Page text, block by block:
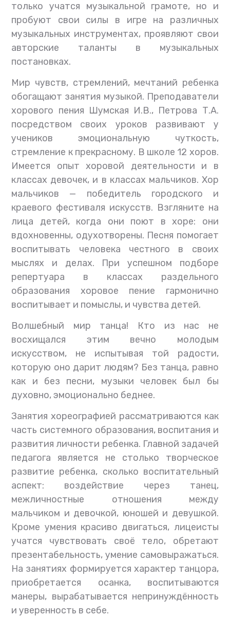
только учатся музыкальной грамоте, но и
пробуют свои силы в игре на различных
музыкальных инструментах, проявляют свои
авторские таланты в музыкальных
постановках.
Мир чувств, стремлений, мечтаний ребенка
обогащают занятия музыкой. Преподаватели
хорового пения Шумская И.В., Петрова Т.А.
посредством своих уроков развивают у
учеников эмоциональную чуткость,
стремление к прекрасному. В школе 12 хоров.
Имеется опыт хоровой деятельности и в
классах девочек, и в классах мальчиков. Хор
мальчиков — победитель городского и
краевого фестиваля искусств. Взгляните на
лица детей, когда они поют в хоре: они
вдохновенны, одухотворены. Песня помогает
воспитывать человека честного в своих
мыслях и делах. При успешном подборе
репертуара в классах раздельного
образования хоровое пение гармонично
воспитывает и помыслы, и чувства детей.
Волшебный мир танца! Кто из нас не
восхищался этим вечно молодым
искусством, не испытывая той радости,
которую оно дарит людям? Без танца, равно
как и без песни, музыки человек был бы
духовно, эмоционально беднее.
Занятия хореографией рассматриваются как
часть системного образования, воспитания и
развития личности ребенка. Главной задачей
педагога является не столько творческое
развитие ребенка, сколько воспитательный
аспект: воздействие через танец,
межличностные отношения между
мальчиком и девочкой, юношей и девушкой.
Кроме умения красиво двигаться, лицеисты
учатся чувствовать своё тело, обретают
презентабельность, умение самовыражаться.
На занятиях формируется характер танцора,
приобретается осанка, воспитываются
манеры, вырабатывается непринуждённость
и уверенность в себе.